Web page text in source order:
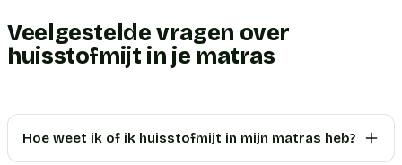
Veelgestelde vragen over
huisstofmijt in je matras
Hoe weet ik of ik huisstofmijt in mijn matras heb?